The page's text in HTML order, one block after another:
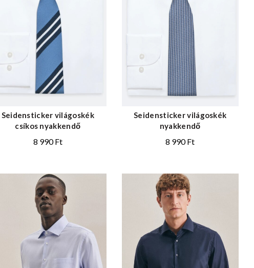
Seidensticker világoskék
csíkos nyakkendő
8 990Ft
Seidensticker világoskék
nyakkendő
8 990Ft